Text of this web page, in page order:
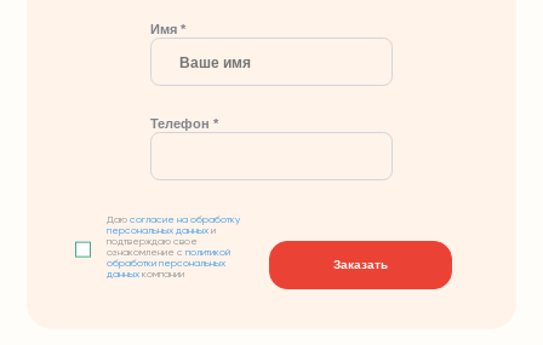
Имя *
Телефон *
Даюсогласие на обработку
персональных данных и
подтверждаю свое
ознакомление сполитикой
обработки персональных
данных компании
Заказать